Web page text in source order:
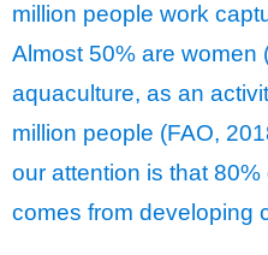
million people work
Almost 50% are women
aquaculture, as an
million people (FAO,
our attention is that
comes from developing